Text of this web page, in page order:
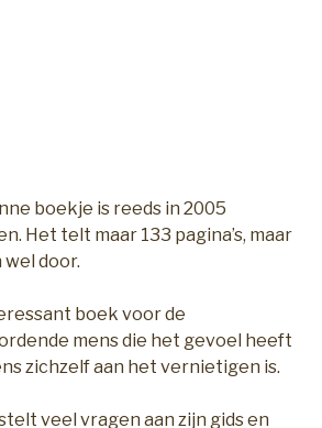
boekje is reeds in 2005
Het telt maar 133 pagina’s, maar
door.
boek voor de
mens die het gevoel heeft
zichzelf aan het vernietigen is.
veel vragen aan zijn gids en